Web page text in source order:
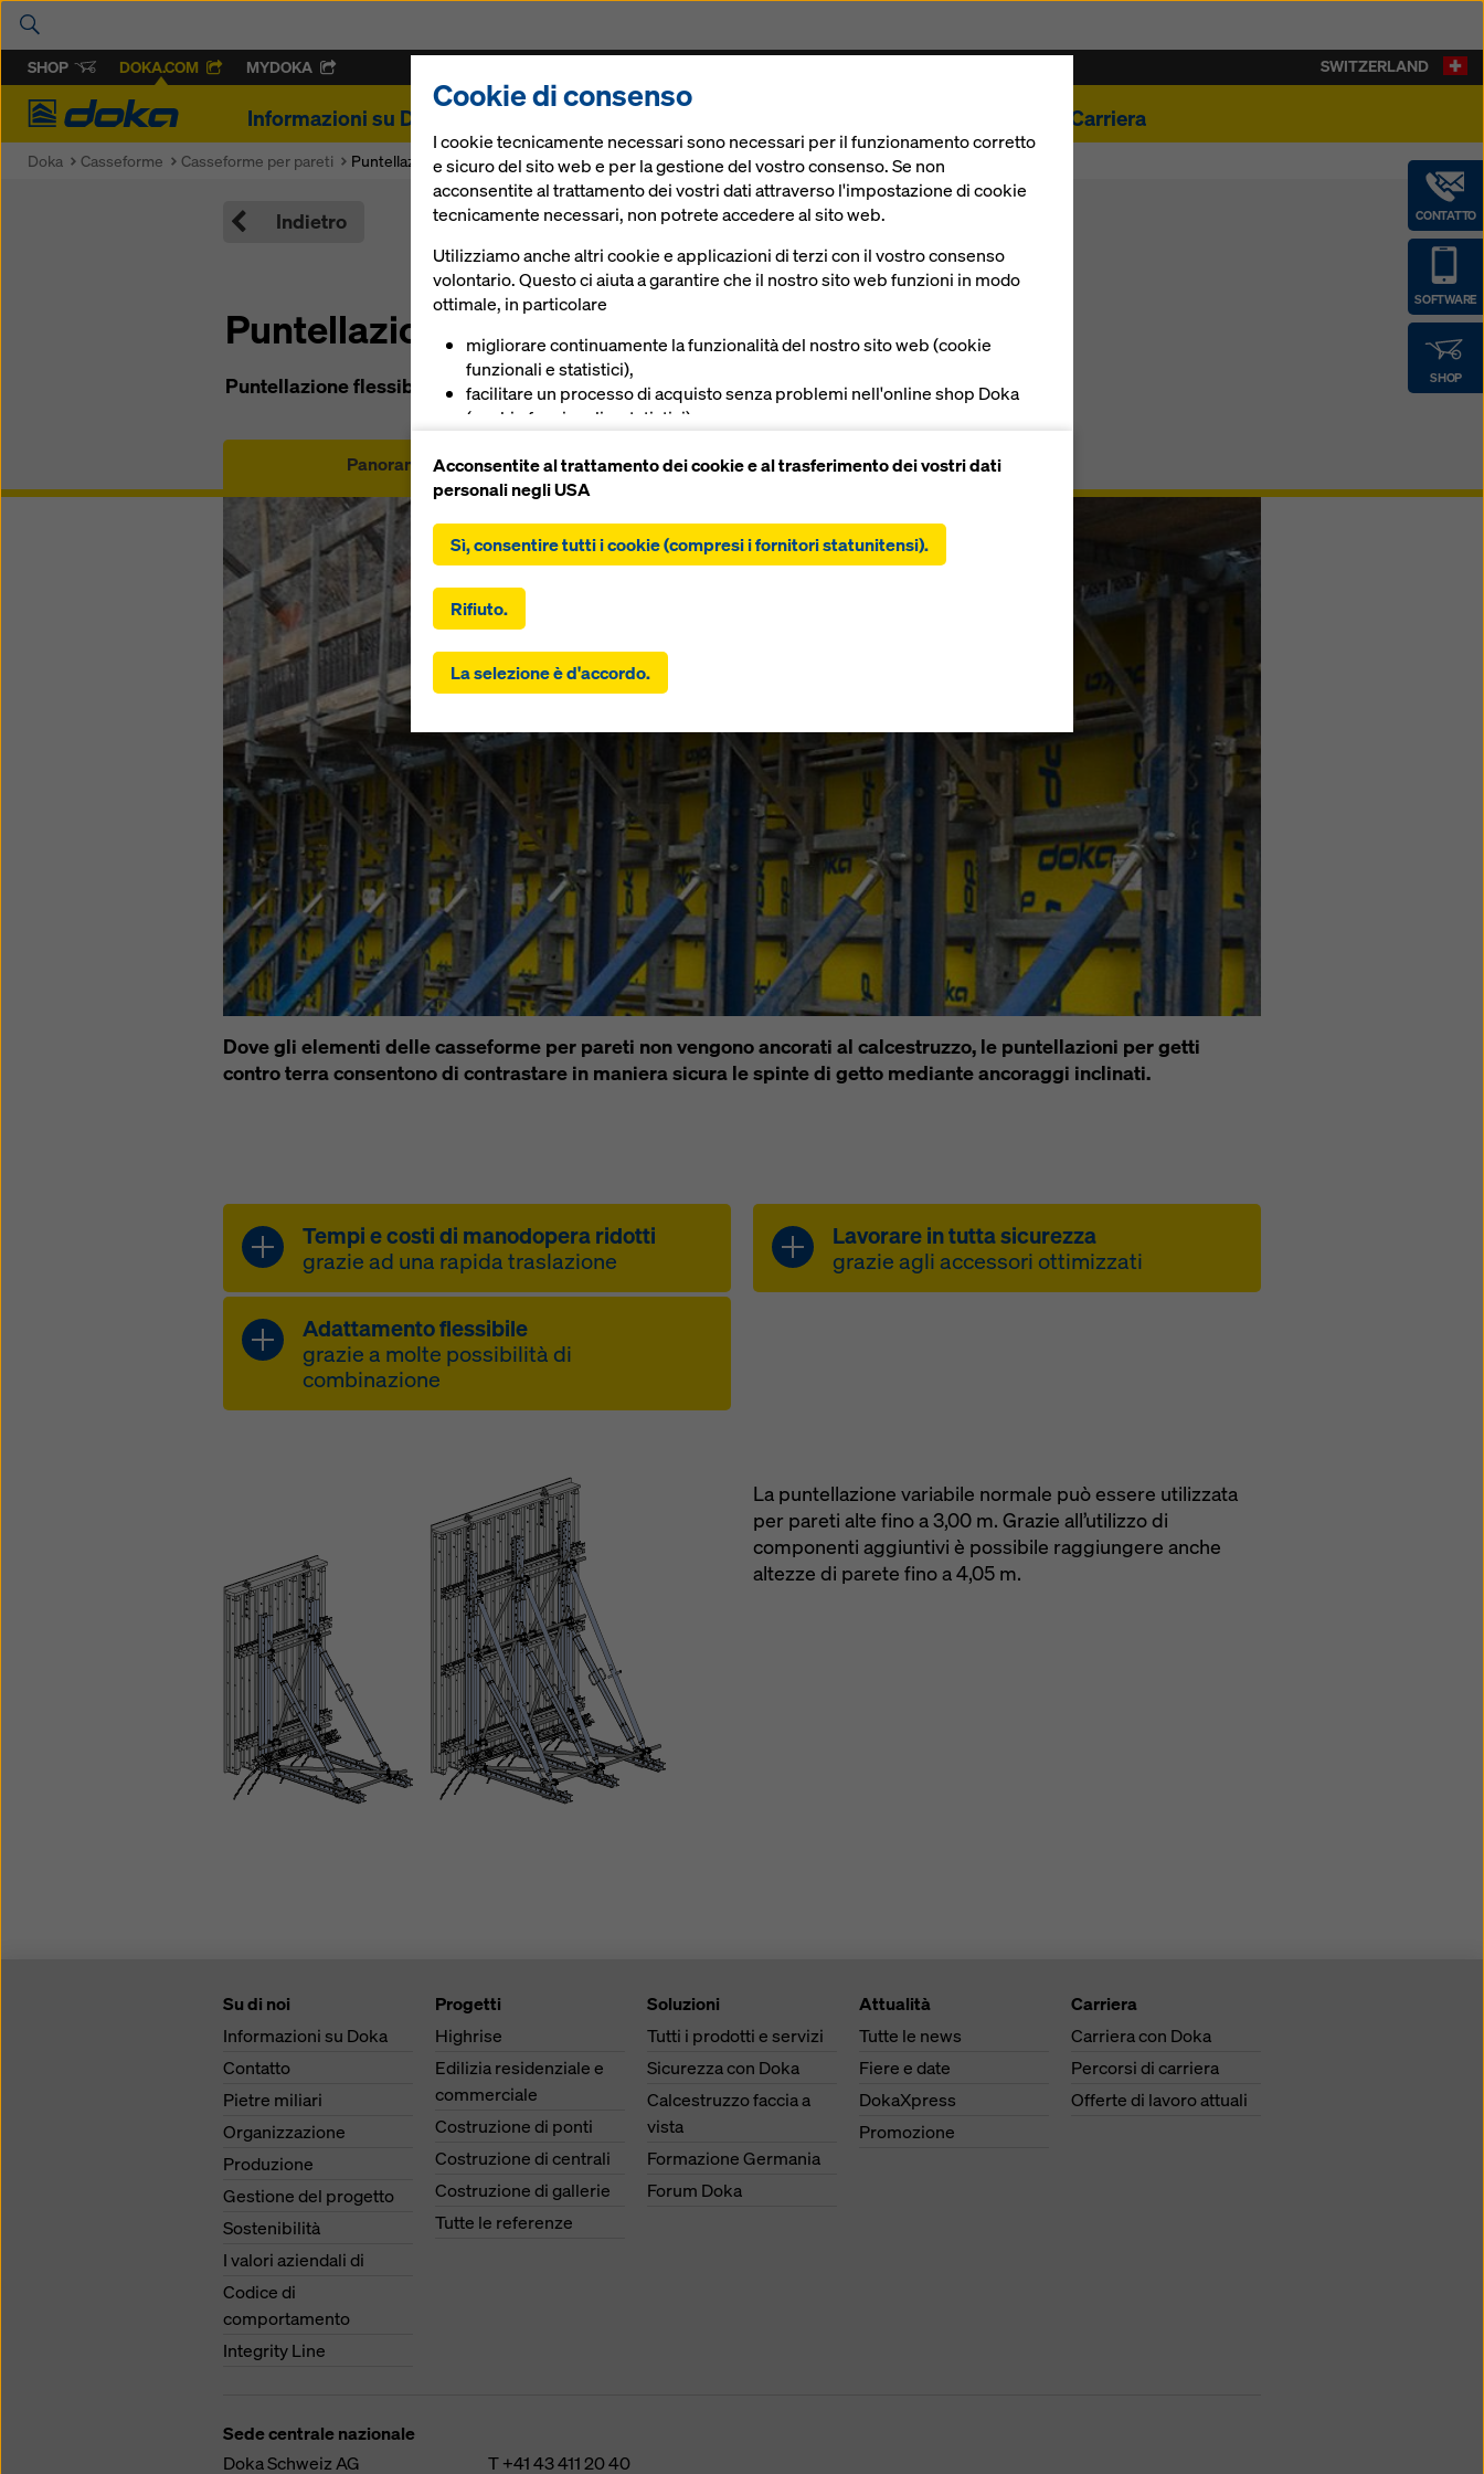
SHOP DOKA.COM MYDOKA
Doka
Informazioni su Doka Carriera
CONTATTO
SOFTWARE
SHOP
SWITZERLAND
Doka Casseforme Casseforme per pareti Puntellazione variabile
Indietro
Puntellazione variabile
Puntellazione flessibile per pareti contro terra con altezze fino a 4,05 m
Panoramica Manuali, Documenti & Video
Dove gli elementi delle casseforme per pareti non vengono ancorati al calcestruzzo, le puntellazioni per getti
contro terra consentono di contrastare in maniera sicura le spinte di getto mediante ancoraggi inclinati.
Tempi e costi di manodopera ridotti
grazie ad una rapida traslazione
riduzione del tempo di impiego
della gru grazie alle unità traslabili di
grande dimensione
montabile e trasportabile a mano
adattamento facile ed economico
mediante la variazione delle
distanze delle puntellazioni
Adattamento flessibile
grazie a molte possibilità di
combinazione
facile da combinare con casseratura
per pareti Doka per pareti fino a
passa attraverso ogni apertura
grazie alla semplicità di smontaggio
Lavorare in tutta sicurezza
grazie agli accessori ottimizzati
sicurezza
irrigidimento semplice grazie ai tubi
di ponteggio
le forze di trazione vengono
La puntellazione variabile normale può essere utilizzata
per pareti alte fino a 3,00 m. Grazie all’utilizzo di
componenti aggiuntivi è possibile raggiungere anche
altezze di parete fino a 4,05 m.
Su di noi
Informazioni su Doka
Contatto
Pietre miliari
Organizzazione
Produzione
Gestione del progetto
Sostenibilità
I valori aziendali di
Codice di
comportamento
Integrity Line
Progetti
Highrise
Edilizia residenziale e
commerciale
Costruzione di ponti
Costruzione di centrali
Costruzione di gallerie
Tutte le referenze
Soluzioni
Tutti i prodotti e servizi
Sicurezza con Doka
Calcestruzzo faccia a
vista
Formazione Germania
Forum Doka
Attualità
Tutte le news
Fiere e date
DokaXpress
Promozione
Carriera
Carriera con Doka
Percorsi di carriera
Offerte di lavoro attuali
Sede centrale nazionale
Doka Schweiz AG
T+41 43 411 20 40
Cookie di consenso
I cookie tecnicamente necessari sono necessari per il funzionamento corretto
e sicuro del sito web e per la gestione del vostro consenso. Se non
acconsentite al trattamento dei vostri dati attraverso l'impostazione di cookie
tecnicamente necessari, non potrete accedere al sito web.
Utilizziamo anche altri cookie e applicazioni di terzi con il vostro consenso
volontario. Questo ci aiuta a garantire che il nostro sito web funzioni in modo
ottimale, in particolare
migliorare continuamente la funzionalità del nostro sito web (cookie
funzionali e statistici),
facilitare un processo di acquisto senza problemi nell'online shop Doka
(cookie funzionali e statistici),
(cookie di marketing).
.,
Facendo clic su “Consenti tutti i cookie (inclusi i fornitori statunitensi)”,
acconsentite all'installazione e all'utilizzo di tutti i cookie. Facendo clic su
“Accetta selezionati”, si acconsente ai cookie selezionati con le caselle di
controllo. Ciò può comportare anche il trasferimento di dati in paesi terzi come
trasferiscono i dati a paesi terzi in cui non esiste una decisione di adeguatezza
ai sensi dell'articolo 45 del GDPR e non esistono garanzie adeguate ai sensi
Potrebbe esserci il rischio che i vostri dati trasmessi in questo modo siano
soggetti all'accesso da parte delle autorità di questi paesi terzi a scopo di
controllo e monitoraggio e che non esistano rimedi legali efficaci contro
questo. Potete rifiutare tutti i cookie che richiedono il consenso cliccando su
“Rifiuta” o modificando le vostreimpostazioni dei cookie
cliccando su
impostazioni dei cookie in fondo a questo sito web e utilizzando le caselle di
controllo corrispondenti. Potete revocare il vostro consenso in qualsiasi
momento, con effetto futuro e senza indicarne il motivo, cliccando su
impostazioni cookie
in fondo a questo sito web.
Potete trovare ulteriori informazioni sui nostri cookie
nella nostra informativa
sulla privacy. Vi offriamo inoltre la possibilità di selezionare i vostri cookie
Acconsentite al trattamento dei cookie e al trasferimento dei vostri dati
personali negli USA
Sì, consentire tutti i cookie (compresi i fornitori statunitensi).
Rifiuto.
La selezione è d'accordo.